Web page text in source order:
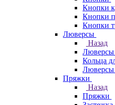
Кнопки
Кнопки
Кнопки
Люверсы
Назад
Люверсы
Кольца
Люверсы
Пряжки
Назад
Пряжки